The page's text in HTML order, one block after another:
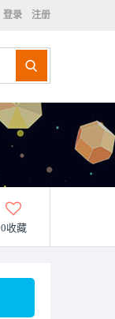
登录 注册
0收藏